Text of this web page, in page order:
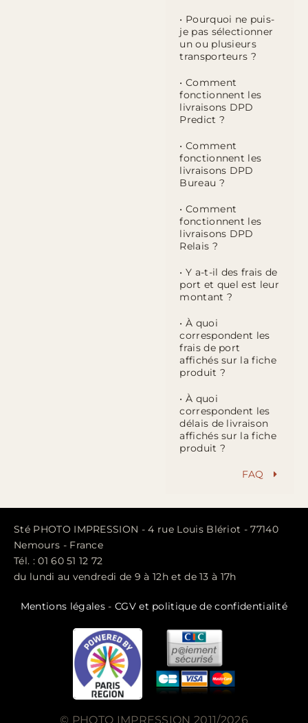
• Pourquoi ne puis-
je pas sélectionner
un ou plusieurs
transporteurs ?
• Comment
fonctionnent les
livraisons DPD
Predict ?
• Comment
fonctionnent les
livraisons DPD
Bureau ?
• Comment
fonctionnent les
livraisons DPD
Relais ?
• Y a-t-il des frais de
port et quel est leur
montant ?
• À quoi
correspondent les
frais de port
affichés sur la fiche
produit ?
• À quoi
correspondent les
délais de livraison
affichés sur la fiche
produit ?
FAQ
Sté PHOTO IMPRESSION - 4 rue Louis Blériot - 77140
Nemours - France
Tél. : 01 60 51 12 72
du lundi au vendredi de 9 à 12h et de 13 à 17h
Mentions légales - CGV et politique de confidentialité
© PHOTO IMPRESSION 2011/2026